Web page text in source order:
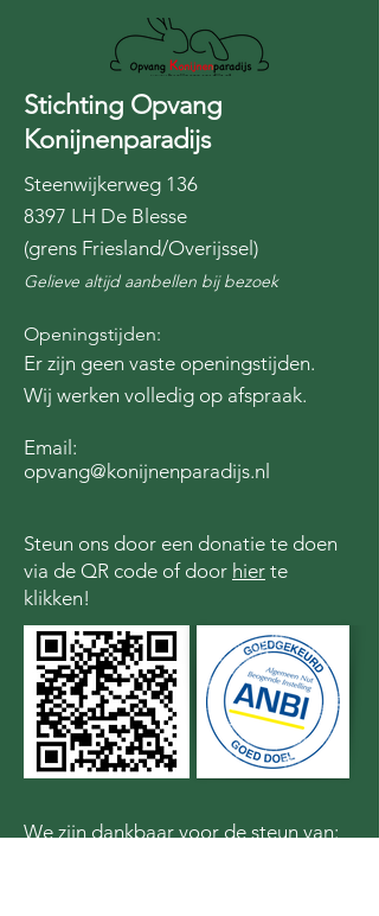
Stichting Opvang
Konijnenparadijs
Steenwijkerweg 136
8397 LH De Blesse
(grens Friesland/Overijssel)
Gelieve altijd aanbellen bij bezoek
Openingstijden:
Er zijn geen vaste openingstijden.
Wij werken volledig op afspraak.
Email:
opvang@konijnenparadijs.nl
Steun ons door een donatie te doen
via de QR code of door hier te
klikken!
We zijn dankbaar voor de steun van: